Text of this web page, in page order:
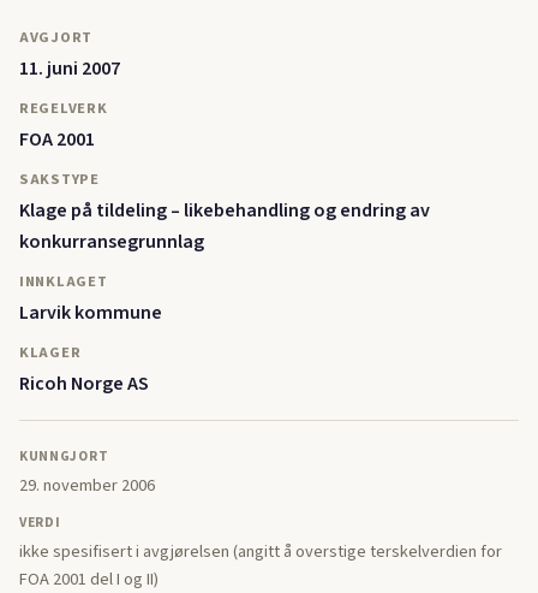
AVGJORT
11. juni 2007
REGELVERK
FOA 2001
SAKSTYPE
Klage på tildeling – likebehandling og endring av
konkurransegrunnlag
INNKLAGET
Larvik kommune
KLAGER
Ricoh Norge AS
KUNNGJORT
29. november 2006
VERDI
ikke spesifisert i avgjørelsen (angitt å overstige terskelverdien for
FOA 2001 del I og II)